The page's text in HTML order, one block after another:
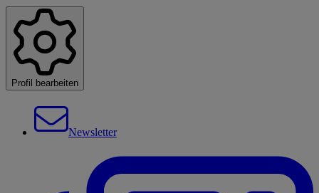
Profil bearbeiten
Newsletter